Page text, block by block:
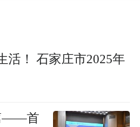
活！ 石家庄市2025年
——首